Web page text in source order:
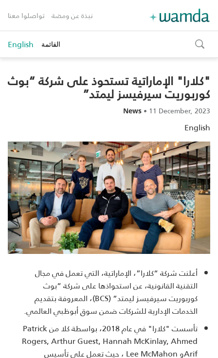
نبذة عن ومضة تواصلوا معنا
toggle
search
القائمة English
"كلارا" الإماراتية تستحوذ على شركة “بوث
كوربوريت سيرفيسز ليمتد”
News • 11 December, 2023
English
أعلنت شركة “كلارا”، الإماراتية، التي تعمل في مجال
التقنية القانونية، عن استحواذها على شركة “بوث
كوربوريت سيرفيسز ليمتد” (BCS)، المعروفة بتقديم
الخدمات الإدارية للشركات ضمن سوق أبوظبي العالمي.
تأسست "كلارا" في عام 2018، بواسطة كلا من
Patrick
Rogers, Arthur Guest, Hannah McKinlay, Ahmed
ArifوLee McMahon ، حيث تعمل على تأسيس